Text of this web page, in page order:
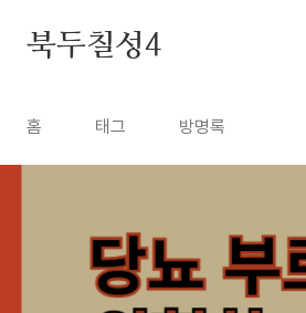
북두칠성4
홈 태그 방명록